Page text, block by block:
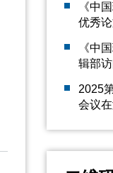
《中
优秀
《中
辑部
2025
会议